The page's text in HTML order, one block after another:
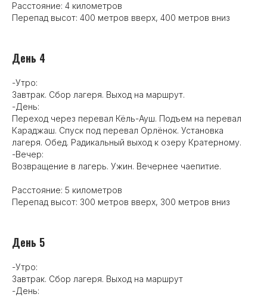
Расстояние: 4 километров
Перепад высот: 400 метров вверх, 400 метров вниз
День 4
-Утро:
Завтрак. Сбор лагеря. Выход на маршрут.
-День:
Переход через перевал Кёль-Ауш. Подъем на перевал
Караджаш. Спуск под перевал Орлёнок. Установка
лагеря. Обед. Радикальный выход к озеру Кратерному.
-Вечер:
Возвращение в лагерь. Ужин. Вечернее чаепитие.
Расстояние: 5 километров
Перепад высот: 300 метров вверх, 300 метров вниз
День 5
-Утро:
Завтрак. Сбор лагеря. Выход на маршрут
-День: